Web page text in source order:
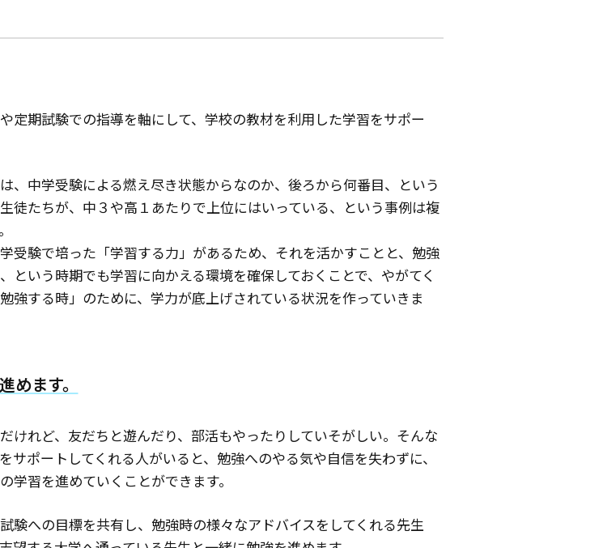
定期試験での指導を軸にして、学校の教材を利用した学習をサポー
、中学受験による燃え尽き状態からなのか、後ろから何番目、という
徒たちが、中３や高１あたりで上位にはいっている、という事例は複
受験で培った「学習する力」があるため、それを活かすことと、勉強
という時期でも学習に向かえる環境を確保しておくことで、やがてく
強する時」のために、学力が底上げされている状況を作っていきま
めます。
けれど、友だちと遊んだり、部活もやったりしていそがしい。そんな
サポートしてくれる人がいると、勉強へのやる気や自信を失わずに、
学習を進めていくことができます。
験への目標を共有し、勉強時の様々なアドバイスをしてくれる先生